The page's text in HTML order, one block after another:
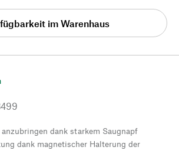
im Warenhaus
dank starkem Saugnapf
dank magnetischer Halterung der